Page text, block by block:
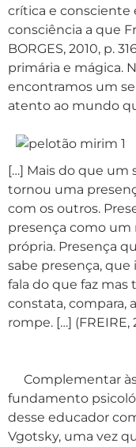
crítica e consciente
consciência a que
BORGES, 2010, p.
primária e mágica.
encontramos um
atento ao mundo
[…] Mais do que um
tornou uma
com os outros.
presença como um
própria. Presença
sabe presença,
fala do que faz
constata, compara,
rompe. […] (FREIRE,
Complementar às
fundamento
desse educador
Vgotsky, uma vez